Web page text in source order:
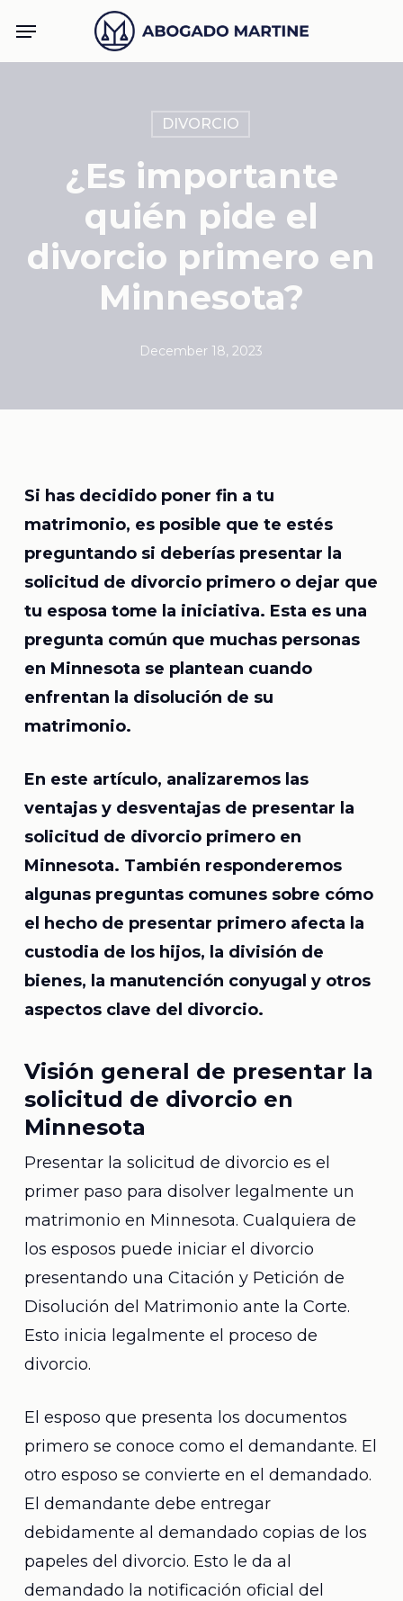
Menu
DIVORCIO
¿Es importante
quién pide el
divorcio primero en
Minnesota?
December 18, 2023
Si has decidido poner fin a tu
matrimonio, es posible que te estés
preguntando si deberías presentar la
solicitud de divorcio primero o dejar que
tu esposa tome la iniciativa. Esta es una
pregunta común que muchas personas
en Minnesota se plantean cuando
enfrentan la disolución de su
matrimonio.
En este artículo, analizaremos las
ventajas y desventajas de presentar la
solicitud de divorcio primero en
Minnesota. También responderemos
algunas preguntas comunes sobre cómo
el hecho de presentar primero afecta la
custodia de los hijos, la división de
bienes, la manutención conyugal y otros
aspectos clave del divorcio.
Visión general de presentar la
solicitud de divorcio en
Minnesota
Presentar la solicitud de divorcio es el
primer paso para disolver legalmente un
matrimonio en Minnesota. Cualquiera de
los esposos puede iniciar el divorcio
presentando una Citación y Petición de
Disolución del Matrimonio ante la Corte.
Esto inicia legalmente el proceso de
divorcio.
El esposo que presenta los documentos
primero se conoce como el demandante. El
otro esposo se convierte en el demandado.
El demandante debe entregar
debidamente al demandado copias de los
papeles del divorcio. Esto le da al
demandado la notificación oficial del